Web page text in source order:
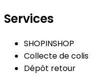
Services
SHOPINSHOP
Collecte de colis
Dépôt retour